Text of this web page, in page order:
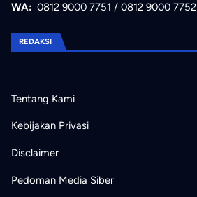
WA: 0812 9000 7751 / 0812 9000 7752
REDAKSI
Tentang Kami
Kebijakan Privasi
Disclaimer
Pedoman Media Siber